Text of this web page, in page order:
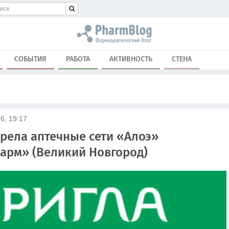
СОБЫТИЯ РАБОТА АКТИВНОСТЬ СТЕНА
19:17
аптечные сети «Алоэ»
(Великий Новгород)